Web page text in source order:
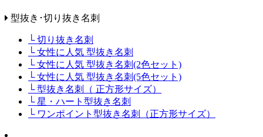
型抜き･切り抜き名刺
└ 切り抜き名刺
└ 女性に人気 型抜き名刺
└ 女性に人気 型抜き名刺(2色セット)
└ 女性に人気 型抜き名刺(5色セット)
└ 型抜き名刺（ 正方形サイズ）
└ 星・ハート型抜き名刺
└ ワンポイント型抜き名刺（正方形サイズ）